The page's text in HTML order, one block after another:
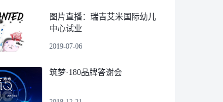
图片直播：瑞吉艾米国际幼儿
中心试业
2019-07-06
筑梦·180品牌答谢会